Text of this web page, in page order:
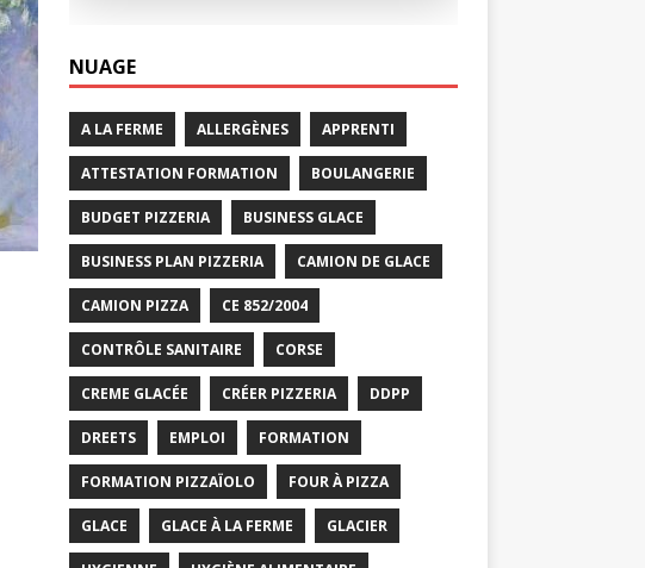
NUAGE
A LA FERME ALLERGÈNES APPRENTI
ATTESTATION FORMATION BOULANGERIE
BUDGET PIZZERIA BUSINESS GLACE
BUSINESS PLAN PIZZERIA CAMION DE GLACE
CAMION PIZZA CE 852/2004
CONTRÔLE SANITAIRE CORSE
CREME GLACÉE CRÉER PIZZERIA DDPP
DREETS EMPLOI FORMATION
FORMATION PIZZAÏOLO FOUR À PIZZA
GLACE GLACE À LA FERME GLACIER